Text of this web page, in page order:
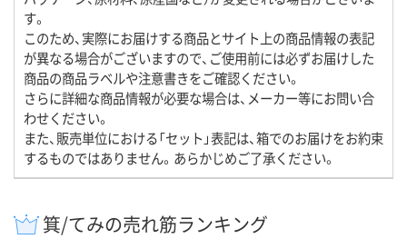
す。
このため、実際にお届けする商品とサイト上の商品情報の表記
が異なる場合がございますので、ご使用前には必ずお届けした
商品の商品ラベルや注意書きをご確認ください。
さらに詳細な商品情報が必要な場合は、メーカー等にお問い合
わせください。
また、販売単位における「セット」表記は、箱でのお届けをお約束
するものではありません。あらかじめご了承ください。
箕/てみの売れ筋ランキング